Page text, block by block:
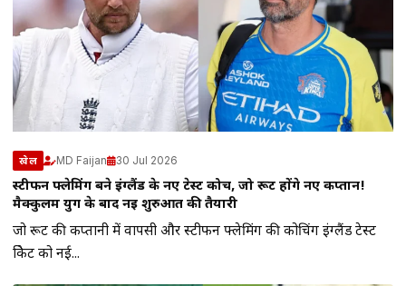
खेल MD Faijan 30 Jul 2026
स्टीफन फ्लेमिंग बने इंग्लैंड के नए टेस्ट कोच, जो रूट होंगे नए कप्तान!
मैक्कुलम युग के बाद नई शुरुआत की तैयारी
जो रूट की कप्तानी में वापसी और स्टीफन फ्लेमिंग की कोचिंग इंग्लैंड टेस्ट
क्रिकेट को नई...